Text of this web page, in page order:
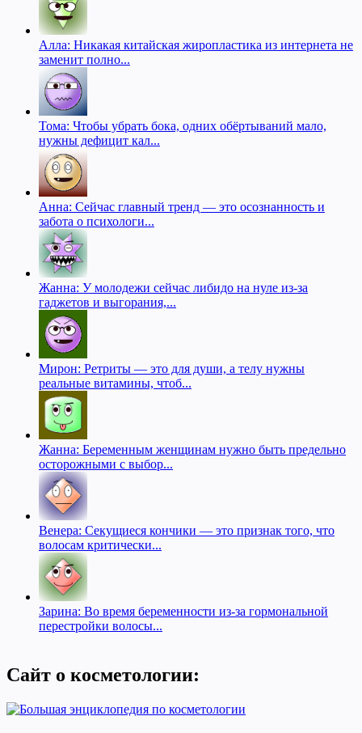
Алла: Никакая китайская жиропластика из интернета не
заменит полно...
Тома: Чтобы убрать бока, одних обёртываний мало,
нужны дефицит кал...
Анна: Сейчас главный тренд — это осознанность и
забота о психологи...
Жанна: У молодежи сейчас либидо на нуле из-за
гаджетов и выгорания,...
Мирон: Ретриты — это для души, а телу нужны
реальные витамины, чтоб...
Жанна: Беременным женщинам нужно быть предельно
осторожными с выбор...
Венера: Секущиеся кончики — это признак того, что
волосам критически...
Зарина: Во время беременности из-за гормональной
перестройки волосы...
Сайт о косметологии: